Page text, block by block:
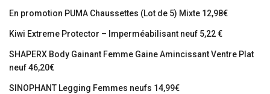
En promotion PUMA Chaussettes (Lot de 5) Mixte 12,98€
Kiwi Extreme Protector – Imperméabilisant neuf 5,22 €
SHAPERX Body Gainant Femme Gaine Amincissant Ventre Plat
neuf 46,20€
SINOPHANT Legging Femmes neufs 14,99€